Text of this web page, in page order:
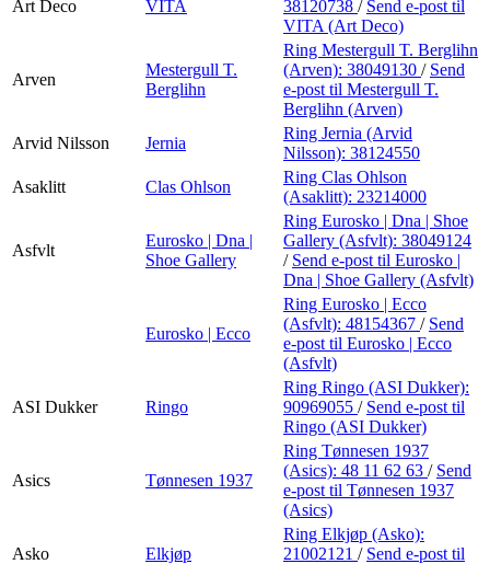
Art Deco VITA
38120738 / Send e-post til
VITA (Art Deco)
Arven
Mestergull T.
Berglihn
Ring Mestergull T. Berglihn
(Arven): 38049130 / Send
e-post til Mestergull T.
Berglihn (Arven)
Arvid Nilsson
Jernia
Ring Jernia (Arvid
Nilsson): 38124550
Asaklitt
Clas Ohlson
Ring Clas Ohlson
(Asaklitt): 23214000
Asfvlt
Eurosko | Dna |
Shoe Gallery
Ring Eurosko | Dna | Shoe
Gallery (Asfvlt): 38049124
/ Send e-post til Eurosko |
Dna | Shoe Gallery (Asfvlt)
Eurosko | Ecco
Ring Eurosko | Ecco
(Asfvlt): 48154367 / Send
e-post til Eurosko | Ecco
(Asfvlt)
ASI Dukker Ringo
Ring Ringo (ASI Dukker):
90969055 / Send e-post til
Ringo (ASI Dukker)
Asics Tønnesen 1937
Ring Tønnesen 1937
(Asics): 48 11 62 63 / Send
e-post til Tønnesen 1937
(Asics)
Asko Elkjøp
Ring Elkjøp (Asko):
21002121 / Send e-post til